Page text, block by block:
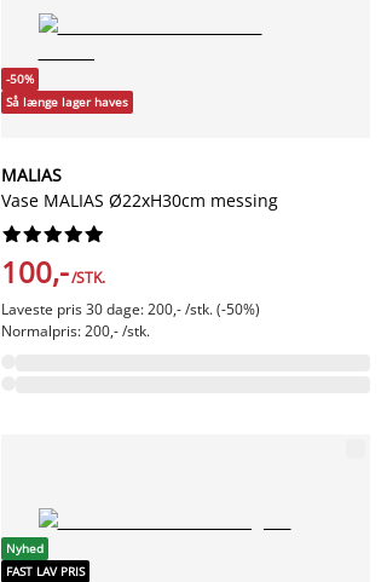
-50%
Så længe lager haves
MALIAS
Vase MALIAS Ø22xH30cm messing






100,-/STK.
Laveste pris 30 dage: 200,- /stk. (-50%)
Normalpris: 200,- /stk.
Nyhed
FAST LAV PRIS